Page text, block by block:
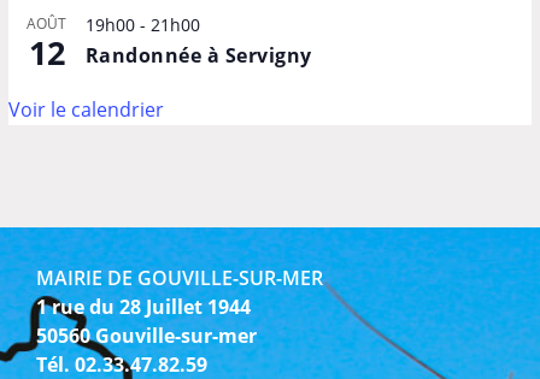
AOÛT
12
19h00- 21h00
Randonnée à Servigny
Voir le calendrier
MAIRIE DE GOUVILLE-SUR-MER
1 rue du 28 Juillet 1944
50560 Gouville-sur-mer
Tél. 02.33.47.82.59